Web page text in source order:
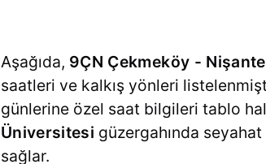
Aşağıda, 9ÇN Çekmeköy -
saatleri ve kalkış yönleri
günlerine özel saat bilgileri tablo
Üniversitesi güzergahında
sağlar.